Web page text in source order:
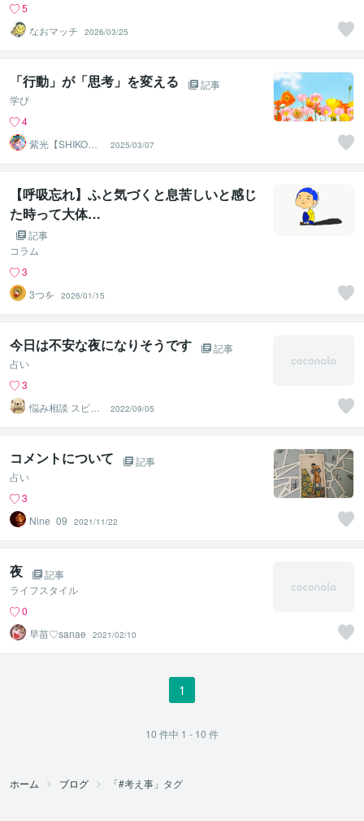
5
なおマッチ
2026/03/25
「行動」が「思考」を変える
記事
学び
4
紫光【SHIKO】
遠隔透視鑑定士
2025/03/07
【呼吸忘れ】ふと気づくと息苦しいと感じ
た時って大体…
記事
コラム
3
3つを
2026/01/15
今日は不安な夜になりそうです
記事
占い
3
悩み相談 スピリ
チュアル小野拓
磨
2022/09/05
コメントについて
記事
占い
3
Nine_09
2021/11/22
夜
記事
ライフスタイル
0
早苗♡sanae
2021/02/10
1
10 件中 1 - 10 件
ホーム ブログ 「#考え事」タグ